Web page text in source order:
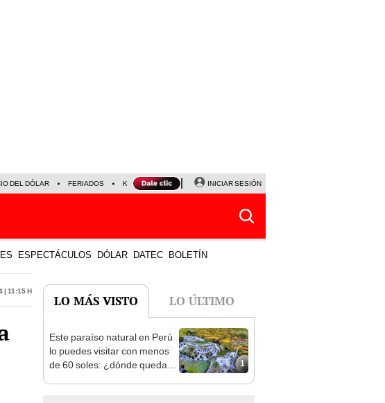
DEL DÓLAR FERIADOS KEIKO FUJIMORI NALDY SALDAÑA
INICIAR SESIÓN
ESPECTÁCULOS DÓLAR DATEC BOLETÍN
| 11:15 h
LO MÁS VISTO LO ÚLTIMO
1
Este paraíso natural en Perú
lo puedes visitar con menos
de 60 soles: ¿dónde queda